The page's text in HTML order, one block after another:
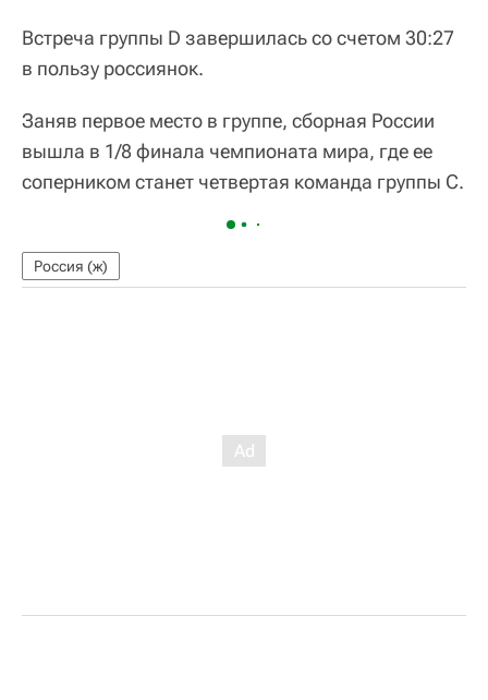
Встреча группы D завершилась со счетом 30:27
в пользу россиянок.
Заняв первое место в группе, сборная России
вышла в 1/8 финала чемпионата мира, где ее
соперником станет четвертая команда группы C.
Россия (ж)